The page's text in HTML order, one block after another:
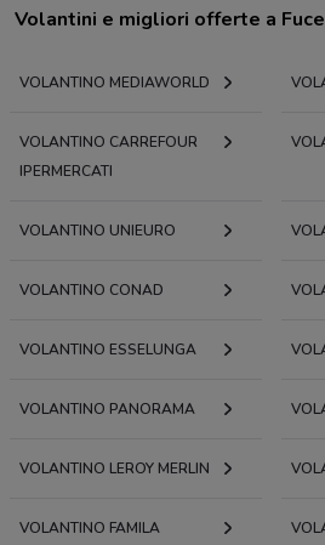
Volantini e migliori offerte a
VOLANTINO MEDIAWORLD
VOLANTINO CARREFOUR
IPERMERCATI
VOLANTINO UNIEURO
VOLANTINO CONAD
VOLANTINO ESSELUNGA
VOLANTINO PANORAMA
VOLANTINO LEROY MERLIN
VOLANTINO FAMILA